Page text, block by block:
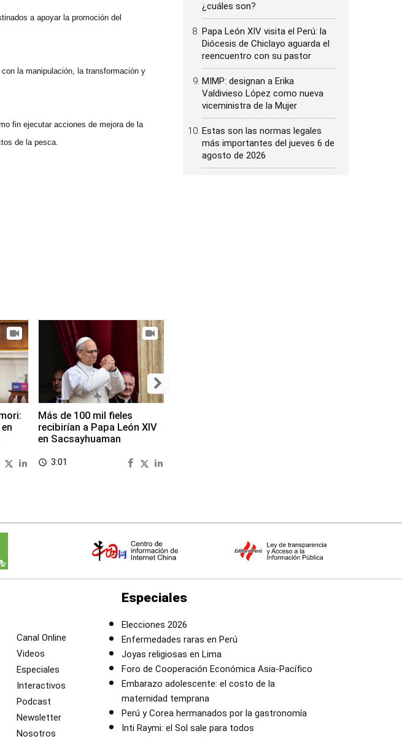
a apoyar la promoción del
la manipulación, la transformación y
fin ejecutar acciones de mejora de la
de la pesca.
Más de 100 mil fieles
recibirían a Papa León XIV
en Sacsayhuaman
access_time 3:01
¿cuáles son?
Papa León XIV visita el Perú: la
Diócesis de Chiclayo aguarda el
reencuentro con su pastor
MIMP: designan a Erika
Valdivieso López como nueva
viceministra de la Mujer
Estas son las normas legales
más importantes del jueves 6 de
agosto de 2026
Canal Online
Videos
Especiales
Interactivos
Podcast
Newsletter
Nosotros
Especiales
Elecciones 2026
Enfermedades raras en Perú
Joyas religiosas en Lima
Foro de Cooperación Económica Asia-Pacífico
Embarazo adolescente: el costo de la
maternidad temprana
Perú y Corea hermanados por la gastronomía
Inti Raymi: el Sol sale para todos